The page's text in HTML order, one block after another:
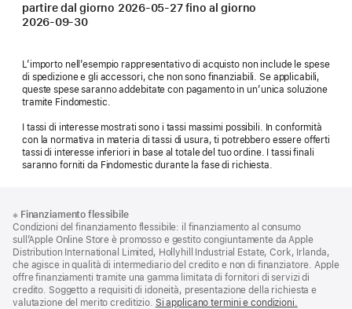
partire dal giorno 2026-05-27fino al giorno
2026-09-30
L’importo nell’esempio rappresentativo di acquisto non include le spese
di spedizione e gli accessori, che non sono finanziabili. Se applicabili,
queste spese saranno addebitate con pagamento in un’unica soluzione
tramite Findomestic.
I tassi di interesse mostrati sono i tassi massimi possibili. In conformità
con la normativa in materia di tassi di usura, ti potrebbero essere offerti
tassi di interesse inferiori in base al totale del tuo ordine. I tassi finali
saranno forniti da Findomestic durante la fase di richiesta.
di
pagina
a
piè
di
pagina
※ Finanziamento flessibile
Condizioni del finanziamento flessibile: il finanziamento al consumo
sull’Apple Online Store è promosso e gestito congiuntamente da Apple
Distribution International Limited, Hollyhill Industrial Estate, Cork, Irlanda,
che agisce in qualità di intermediario del credito e non di finanziatore. Apple
offre finanziamenti tramite una gamma limitata di fornitori di servizi di
credito. Soggetto a requisiti di idoneità, presentazione della richiesta e
valutazione del merito creditizio. Si applicano termini e condizioni.